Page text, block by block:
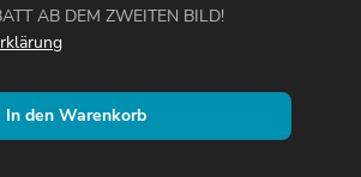
AB DEM ZWEITEN BILD!
In den Warenkorb